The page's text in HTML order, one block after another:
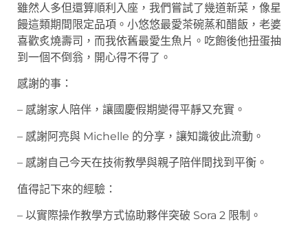
雖然人多但還算順利入座，我們嘗試了幾道新菜，像星
饅這類期間限定品項。小悠悠最愛茶碗蒸和醋飯，老婆
喜歡炙燒壽司，而我依舊最愛生魚片。吃飽後他扭蛋抽
到一個不倒翁，開心得不得了。
感謝的事：
– 感謝家人陪伴，讓國慶假期變得平靜又充實。
– 感謝阿亮與 Michelle 的分享，讓知識彼此流動。
– 感謝自己今天在技術教學與親子陪伴間找到平衡。
值得記下來的經驗：
– 以實際操作教學方式協助夥伴突破 Sora 2 限制。